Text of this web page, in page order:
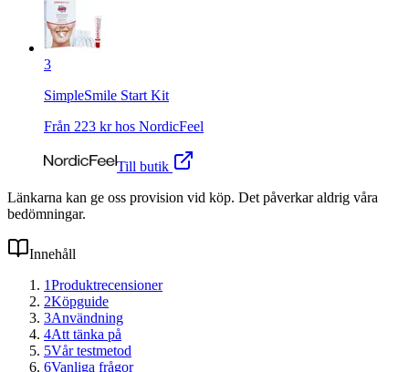
3
SimpleSmile Start Kit
Från 223 kr hos NordicFeel
Till butik
Länkarna kan ge oss provision vid köp. Det påverkar aldrig våra
bedömningar.
Innehåll
1Produktrecensioner
2Köpguide
3Användning
4Att tänka på
5Vår testmetod
6Vanliga frågor